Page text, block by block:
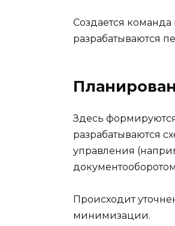
Создается
разрабатываются
Здесь
разрабатываются
управления
Происходит
минимизации.